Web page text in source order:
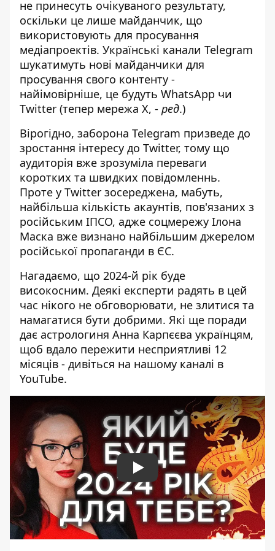
не принесуть очікуваного результату,
оскільки це лише майданчик, що
використовують для просування
медіапроектів. Українські канали Telegram
шукатимуть нові майданчики для
просування свого контенту -
найімовірніше, це будуть WhatsApp чи
Twitter (тепер мережа Х, - ред.)
Вірогідно, заборона Telegram призведе до
зростання інтересу до Twitter, тому що
аудиторія вже зрозуміла переваги
коротких та швидких повідомленнь.
Проте у Twitter зосереджена, мабуть,
найбільша кількість акаунтів, пов'язаних з
російським ІПСО, адже соцмережу Ілона
Маска вже визнано найбільшим джерелом
російської пропаганди в ЄС.
Нагадаємо, що 2024-й рік буде
високосним. Деякі експерти радять в цей
час нікого не обговорювати, не злитися та
намагатися бути добрими. Які ще поради
дає астрологиня Анна Карпєєва українцям,
щоб вдало пережити несприятливі 12
місяців - дивіться на нашому каналі в
YouTube.
Play